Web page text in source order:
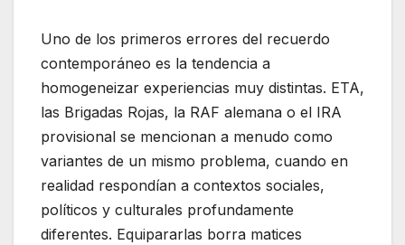
Uno de los primeros errores del recuerdo
contemporáneo es la tendencia a
homogeneizar experiencias muy distintas. ETA,
las Brigadas Rojas, la RAF alemana o el IRA
provisional se mencionan a menudo como
variantes de un mismo problema, cuando en
realidad respondían a contextos sociales,
políticos y culturales profundamente
diferentes. Equipararlas borra matices